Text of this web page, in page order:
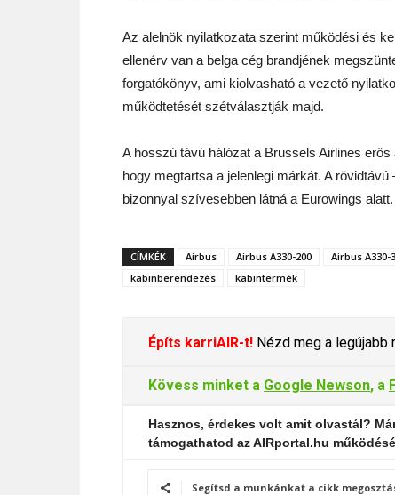
Az alelnök nyilatkozata szerint működési és
ellenérv van a belga cég brandjének
forgatókönyv, ami kiolvasható a vezető
működtetését szétválasztják majd.
A hosszú távú hálózat a Brussels Airlines
hogy megtartsa a jelenlegi márkát. A
bizonnyal szívesebben látná a Eurowings alatt.
CÍMKÉK Airbus Airbus A330-200 Airbus A330-
kabinberendezés
kabintermék
Építs karriAIR-t! Nézd meg a legújabb
Kövess minket a Google Newson, a
Hasznos, érdekes volt amit olvastál?
támogathatod az AIRportal.hu
Segítsd a munkánkat a cikk